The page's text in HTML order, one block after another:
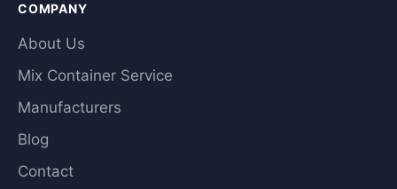
COMPANY
About Us
Mix Container Service
Manufacturers
Blog
Contact